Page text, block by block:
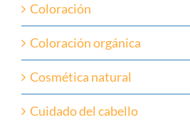
Coloración
Coloración orgánica
Cosmética natural
Cuidado del cabello